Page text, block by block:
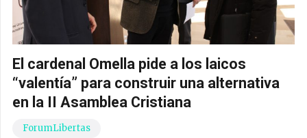
El cardenal Omella pide a los laicos
“valentía” para construir una alternativa
en la II Asamblea Cristiana
ForumLibertas